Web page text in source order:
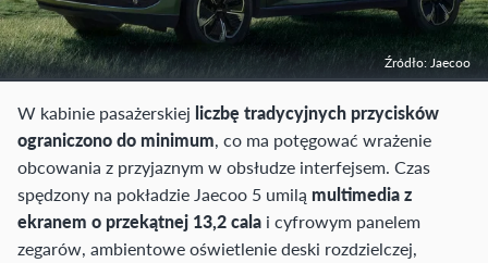
Źródło: Jaecoo
W kabinie pasażerskiej liczbę tradycyjnych przycisków
ograniczono do minimum, co ma potęgować wrażenie
obcowania z przyjaznym w obsłudze interfejsem. Czas
spędzony na pokładzie Jaecoo 5 umilą multimedia z
ekranem o przekątnej 13,2 cala i cyfrowym panelem
zegarów, ambientowe oświetlenie deski rozdzielczej,